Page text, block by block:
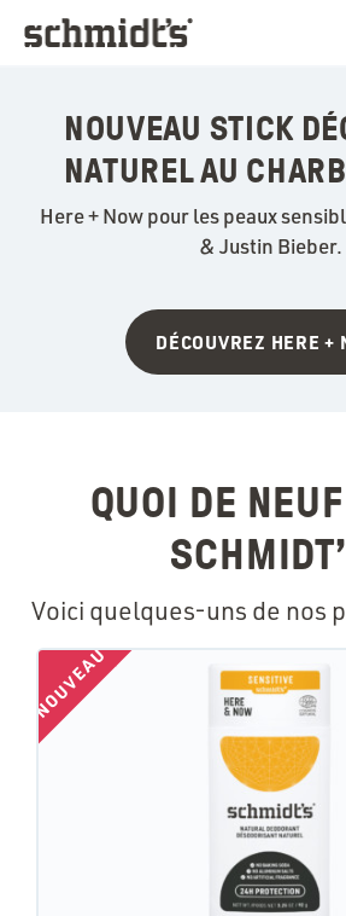
NOUVEAU STICK
NATUREL AU
Here + Now pour les peaux
& Justin Bieber.
DÉCOUVREZ HERE +
QUOI DE
Voici quelques-uns de nos
NOUVEAU